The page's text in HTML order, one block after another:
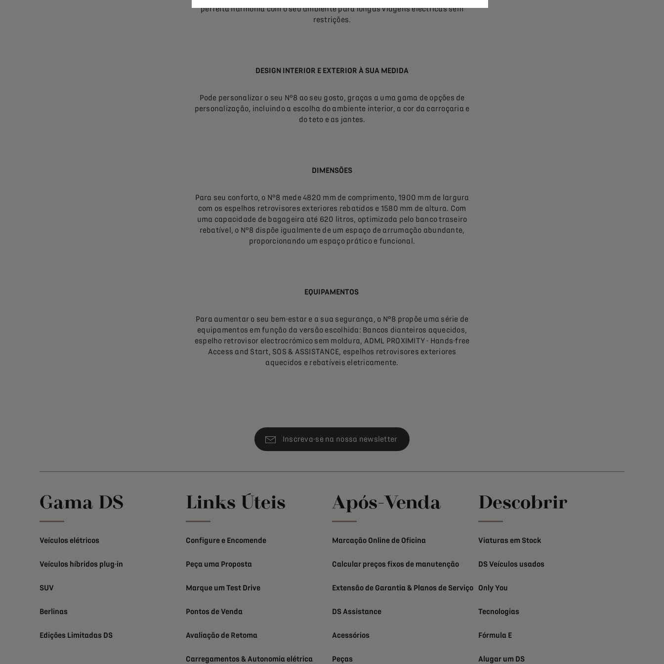
perfeita harmonia com o seu ambiente para longas viagens eléctricas sem
restrições.
DESIGN INTERIOR E EXTERIOR À SUA MEDIDA
Pode personalizar o seu N°8 ao seu gosto, graças a uma gama de opções de
personalização, incluindo a escolha do ambiente interior, a cor da carroçaria e
do teto e as jantes.
DIMENSÕES
Para seu conforto, o N°8 mede 4820 mm de comprimento, 1900 mm de largura
com os espelhos retrovisores exteriores rebatidos e 1580 mm de altura. Com
uma capacidade de bagageira até 620 litros, optimizada pelo banco traseiro
rebatível, o N°8 dispõe igualmente de um espaço de arrumação abundante,
proporcionando um espaço prático e funcional.
EQUIPAMENTOS
Para aumentar o seu bem-estar e a sua segurança, o N°8 propõe uma série de
equipamentos em função da versão escolhida: Bancos dianteiros aquecidos,
espelho retrovisor electrocrómico sem moldura, ADML PROXIMITY - Hands-free
Access and Start, SOS & ASSISTANCE, espelhos retrovisores exteriores
aquecidos e rebatíveis eletricamente.
Inscreva-se na nossa newsletter
Gama DS
Veículos elétricos
Veículos híbridos plug-in
SUV
Berlinas
Edições Limitadas DS
Links Úteis
Configure e Encomende
Peça uma Proposta
Marque um Test Drive
Pontos de Venda
Avaliação de Retoma
Carregamentos & Autonomia elétrica
Após-Venda
Marcação Online de Oficina
Calcular preços fixos de manutenção
Extensão de Garantia & Planos de Serviço
DS Assistance
Acessórios
Peças
Descobrir
Viaturas em Stock
DS Veículos usados
Only You
Tecnologias
Fórmula E
Alugar um DS